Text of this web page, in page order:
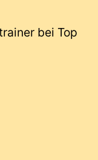
bei Top